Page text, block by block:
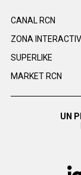
CANAL RCN
ZONA
SUPERLIKE
MARKET RCN
UN